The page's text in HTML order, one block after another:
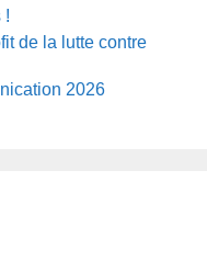
!
de la lutte contre
2026